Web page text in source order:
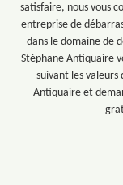
satisfaire, nous vous
entreprise de
dans le domaine de
Stéphane Antiquaire
suivant les valeurs
Antiquaire et